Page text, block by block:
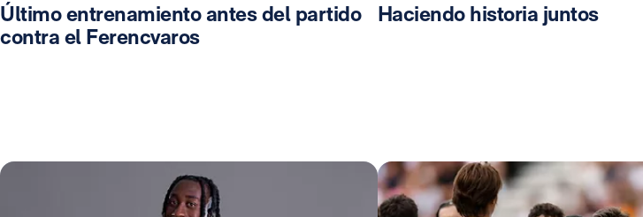
Último entrenamiento antes del partido
contra el Ferencvaros
Haciendo historia juntos